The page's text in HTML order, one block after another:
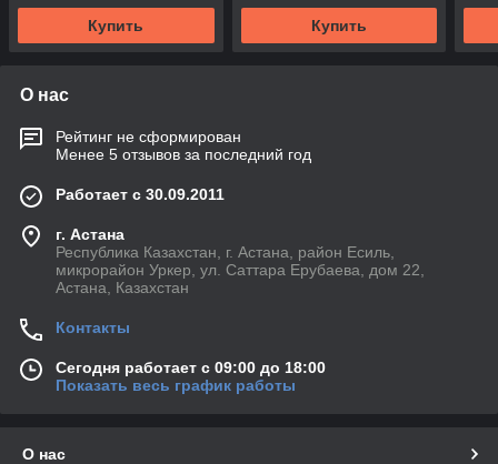
Купить Купить
О нас
Рейтинг не сформирован
Менее 5 отзывов за последний год
Работает с 30.09.2011
г. Астана
Республика Казахстан, г. Астана, район Есиль,
микрорайон Уркер, ул. Саттара Ерубаева, дом 22,
Астана, Казахстан
Контакты
Сегодня работает с 09:00 до 18:00
Показать весь график работы
О нас